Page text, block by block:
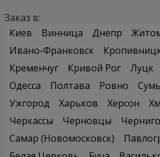
Заказ в:
Киев
Винница Днепр
Ивано-Франковск
Кременчуг
Кривой Рог Луцк
Одесса
Полтава Ровно
Ужгород
Харьков Херсон
Черкассы
Черновцы
Самар (Новомосковск)